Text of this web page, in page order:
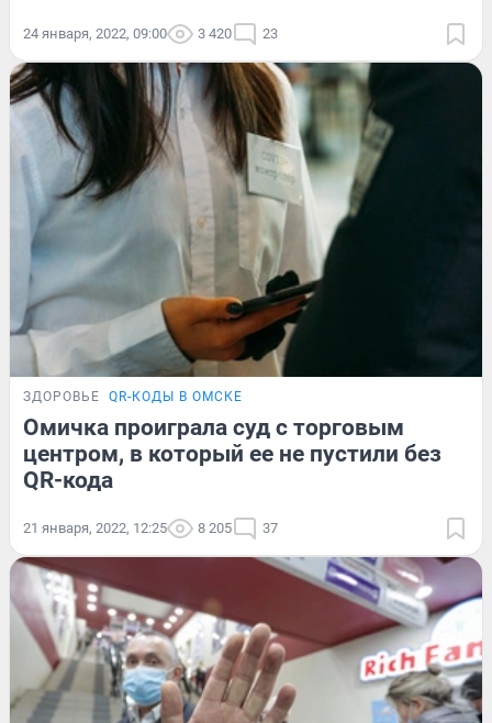
24 января, 2022, 09:00 3 420 23
ЗДОРОВЬЕ QR-КОДЫ В ОМСКЕ
Омичка проиграла суд с торговым
центром, в который ее не пустили без
QR-кода
21 января, 2022, 12:25 8 205 37